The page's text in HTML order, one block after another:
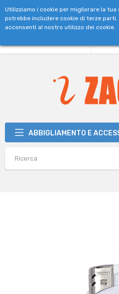
ABBIGLIAMENTO E
Utilizziamo i cookie per migliorare la
potrebbe includere cookie di terze
acconsenti al nostro utilizzo dei cookie.